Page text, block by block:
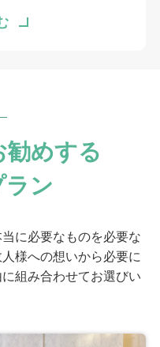
変好評で、満足し
3
3
4
3
めする
ン
に必要なものを必要な
様への想いから必要に
組み合わせてお選びい